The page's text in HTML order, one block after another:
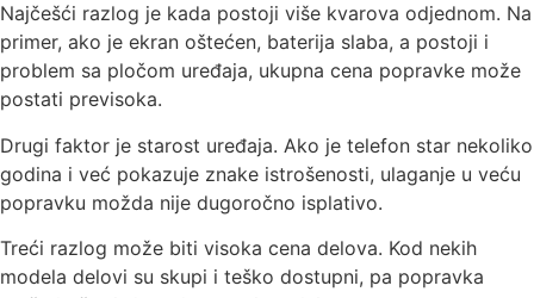
Najčešći razlog je kada postoji više kvarova odjednom. Na
primer, ako je ekran oštećen, baterija slaba, a postoji i
problem sa pločom uređaja, ukupna cena popravke može
postati previsoka.
Drugi faktor je starost uređaja. Ako je telefon star nekoliko
godina i već pokazuje znake istrošenosti, ulaganje u veću
popravku možda nije dugoročno isplativo.
Treći razlog može biti visoka cena delova. Kod nekih
modela delovi su skupi i teško dostupni, pa popravka